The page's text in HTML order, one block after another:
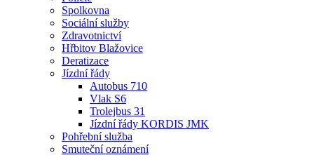
Spolkovna
Sociální služby
Zdravotnictví
Hřbitov Blažovice
Deratizace
Jízdní řády
Autobus 710
Vlak S6
Trolejbus 31
Jízdní řády KORDIS JMK
Pohřební služba
Smuteční oznámení